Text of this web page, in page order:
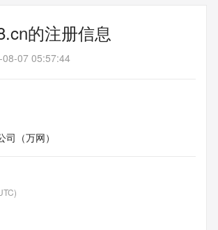
的注册信息
07 05:57:44
（万网）